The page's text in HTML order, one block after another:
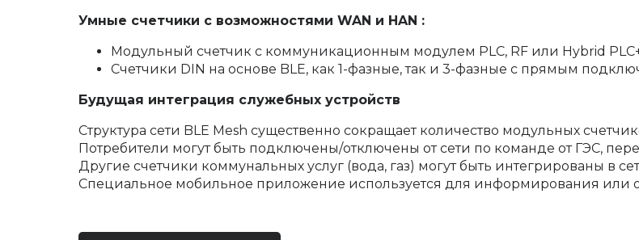
Умные счетчики с возможностями WAN и HAN :
Модульный счетчик с коммуникационным модулем PLC, RF или Hybrid
Счетчики DIN на основе BLE, как 1-фазные, так и 3-фазные с прямым
Будущая интеграция служебных устройств
Структура сети BLE Mesh существенно сокращает количество модульных
Потребители могут быть подключены/отключены от сети по команде от ГЭС,
Другие счетчики коммунальных услуг (вода, газ) могут быть интегрированы в
Специальное мобильное приложение используется для информирования или